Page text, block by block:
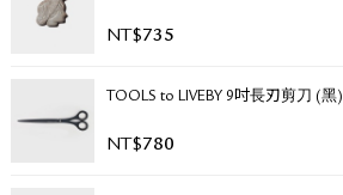
NT$735
TOOLS to LIVEBY 9吋長刃剪刀 (黑)
NT$780
關於退換貨